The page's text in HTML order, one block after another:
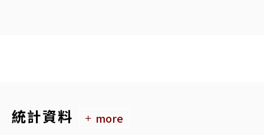
統計資料
more